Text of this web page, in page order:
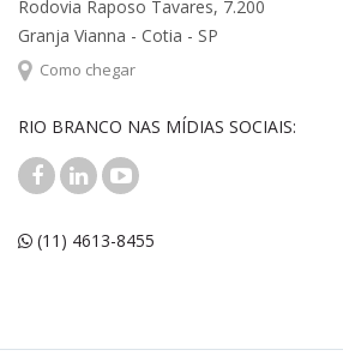
Rodovia Raposo Tavares, 7.200
Granja Vianna - Cotia - SP
Como chegar
RIO BRANCO NAS MÍDIAS SOCIAIS:
(11) 4613-8455